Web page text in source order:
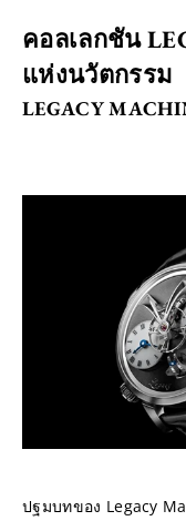
คอลเลกชัน
แห่งนวัตกรรม
LEGACY
ปฐมบทของ Legacy